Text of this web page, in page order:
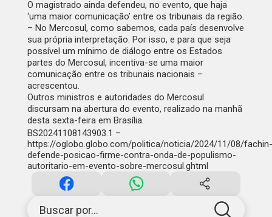
Buscar por...
O magistrado ainda defendeu, no evento, que haja
‘uma maior comunicação’ entre os tribunais da região.
– No Mercosul, como sabemos, cada país desenvolve
sua própria interpretação. Por isso, e para que seja
possível um mínimo de diálogo entre os Estados
partes do Mercosul, incentiva-se uma maior
comunicação entre os tribunais nacionais –
acrescentou.
Outros ministros e autoridades do Mercosul
discursam na abertura do evento, realizado na manhã
desta sexta-feira em Brasília.
BS20241108143903.1 –
https://oglobo.globo.com/politica/noticia/2024/11/08/fachin-
defende-posicao-firme-contra-onda-de-populismo-
autoritario-em-evento-sobre-mercosul.ghtml